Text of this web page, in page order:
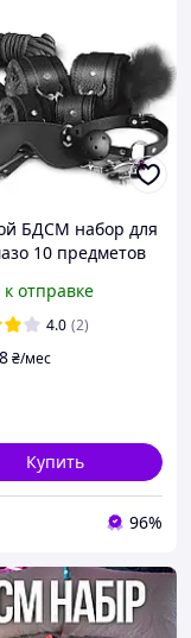
БДСМ набор для
10 предметов
для
к отправке
4.0 (2)
₴/мес
Купить
96%